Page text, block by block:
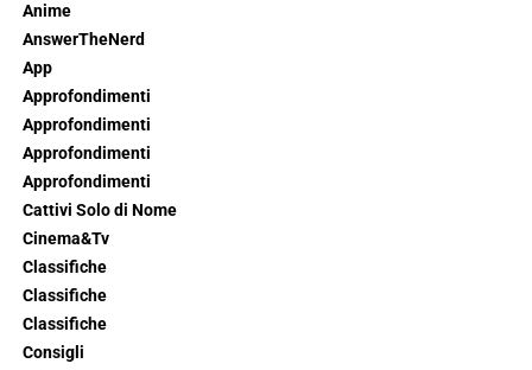
Anime
AnswerTheNerd
App
Approfondimenti
Approfondimenti
Approfondimenti
Approfondimenti
Cattivi Solo di Nome
Cinema&Tv
Classifiche
Classifiche
Classifiche
Consigli